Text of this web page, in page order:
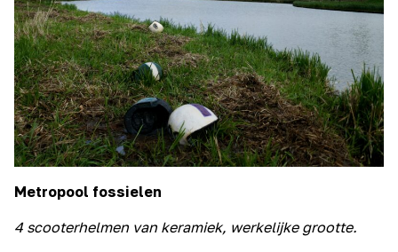
Metropool fossielen
4 scooterhelmen van keramiek, werkelijke grootte.